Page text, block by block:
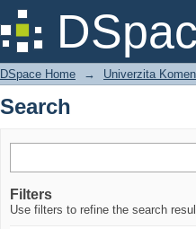
Search
DSpace Home → Univerzita
Search
Filters
Use filters to refine the search